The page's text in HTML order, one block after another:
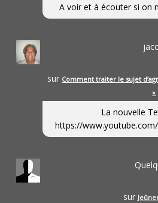
A voir et à écouter si on
sur Comment traiter le sujet
»
La nouvelle
https://
sur